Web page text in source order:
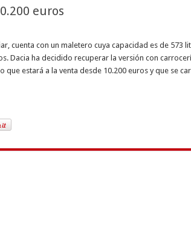
euros
MCV,
cuenta con un maletero cuya capacidad es de 573
Dacia ha decidido recuperar la versión con
que estará a la venta desde 10.200 euros y que se